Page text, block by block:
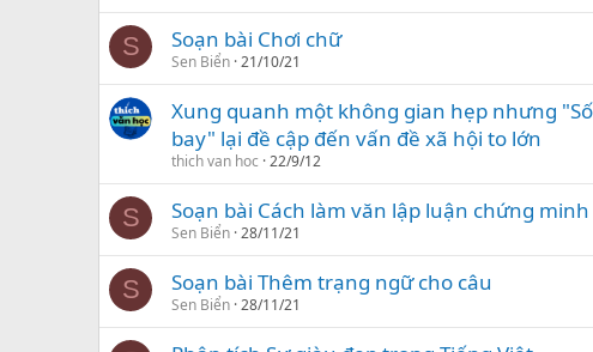
S Soạn bài Chơi chữ
Sen Biển 21/10/21
Xung quanh một không gian hẹp nhưng
bay" lại đề cập đến vấn đề xã hội to lớn
thich van hoc 22/9/12
S Soạn bài Cách làm văn lập luận chứng minh
Sen Biển 28/11/21
S Soạn bài Thêm trạng ngữ cho câu
Sen Biển 28/11/21